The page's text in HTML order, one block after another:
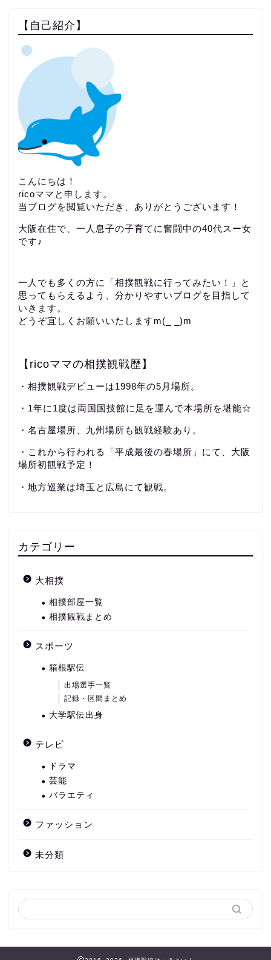
【自己紹介】
こんにちは！
ricoママと申します。
当ブログを閲覧いただき、ありがとうございます！
大阪在住で、一人息子の子育てに奮闘中の40代スー女
です♪
一人でも多くの方に「相撲観戦に行ってみたい！」と
思ってもらえるよう、分かりやすいブログを目指して
いきます。
どうぞ宜しくお願いいたしますm(_ _)m
【ricoママの相撲観戦歴】
・相撲観戦デビューは1998年の5月場所。
・1年に1度は両国国技館に足を運んで本場所を堪能☆
・名古屋場所、九州場所も観戦経験あり。
・これから行われる「平成最後の春場所」にて、大阪
場所初観戦予定！
・地方巡業は埼玉と広島にて観戦。
カテゴリー
大相撲
相撲部屋一覧
相撲観戦まとめ
スポーツ
箱根駅伝
出場選手一覧
記録・区間まとめ
大学駅伝出身
テレビ
ドラマ
芸能
バラエティ
ファッション
未分類